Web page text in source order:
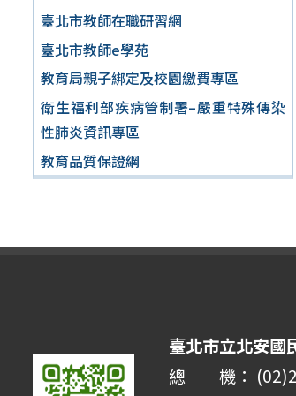
臺北市教師在職研習網
臺北市教師e學苑
教育局親子綁定及校園繳費專區
衛生福利部疾病管制署–嚴重特殊傳染
性肺炎資訊專區
教育品質保證網
臺北市立北安國
總 機：